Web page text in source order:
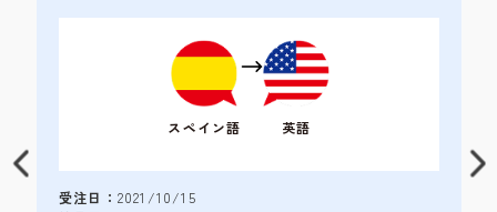
スペイン語 英語
受注日： 2021/10/15